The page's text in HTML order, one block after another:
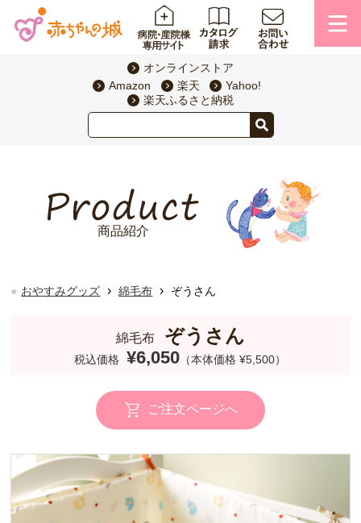
オンラインストア
Amazon
楽天
Yahoo!
楽天ふるさと納税
商品紹介
おやすみグッズ › 綿毛布 › ぞうさん
綿毛布 ぞうさん
税込価格 ¥6,050 （本体価格 ¥5,500）
ご注文ページへ